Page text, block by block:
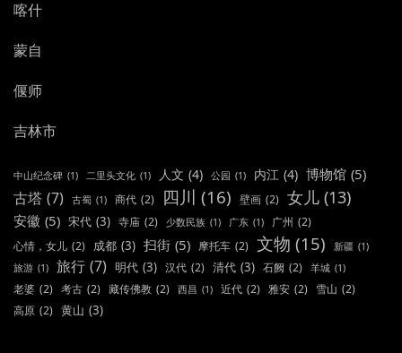
喀什
蒙自
偃师
吉林市
中山纪念碑 (1) 二里头文化 (1) 人文 (4) 公园 (1) 内江 (4) 博物馆 (5)
古塔 (7) 古蜀 (1) 商代 (2) 四川 (16) 壁画 (2) 女儿 (13)
安徽 (5) 宋代 (3) 寺庙 (2) 少数民族 (1) 广东 (1) 广州 (2)
心情，女儿 (2) 成都 (3) 扫街 (5) 摩托车 (2) 文物 (15) 新疆 (1)
旅游 (1) 旅行 (7) 明代 (3) 汉代 (2) 清代 (3) 石阙 (2) 羊城 (1)
老婆 (2) 考古 (2) 藏传佛教 (2) 西昌 (1) 近代 (2) 雅安 (2) 雪山 (2)
高原 (2) 黄山 (3)